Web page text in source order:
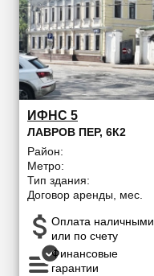
ИФНС 5
ЛАВРОВ ПЕР, 6К2
Район:
Метро:
Тип здания:
Договор аренды, мес.
Оплата наличными
или по счету
Финансовые
гарантии